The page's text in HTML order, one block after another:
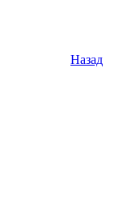
Назад